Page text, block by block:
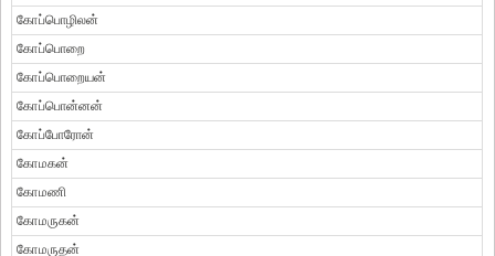
கோப்பொழிலன்
கோப்பொறை
கோப்பொறையன்
கோப்பொன்னன்
கோப்போரோன்
கோமகன்
கோமணி
கோமருகன்
கோமருதன்